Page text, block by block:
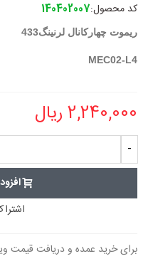
کد محصول:140402007
ریموت چهارکانال لرنینگ433
MEC02-L4
2,240,000 ریال
-
برای خرید عمده و دریافت قیمت